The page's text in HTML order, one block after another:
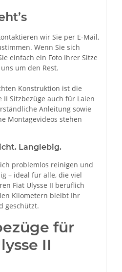
wir Sie per E-Mail,
Wenn Sie sich
einfach ein Foto Ihrer Sitze
um den Rest.
Konstruktion ist die
II Sitzbezüge auch für Laien
Anleitung sowie
Montagevideos stehen
Langlebig.
problemlos reinigen und
– ideal für alle, die viel
Fiat Ulysse II beruflich
Kilometern bleibt Ihr
geschützt.
für
II